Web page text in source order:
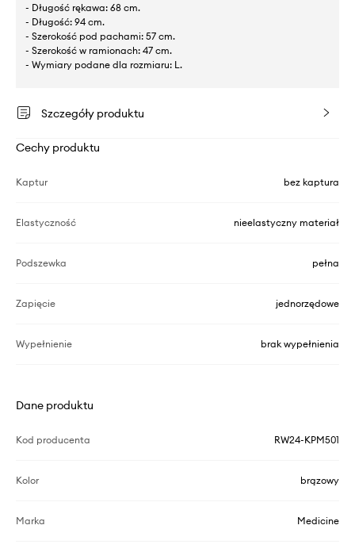
- Długość rękawa: 68 cm.
- Długość: 94 cm.
- Szerokość pod pachami: 57 cm.
- Szerokość w ramionach: 47 cm.
- Wymiary podane dla rozmiaru: L.
Szczegóły produktu
Cechy produktu
Kaptur bez kaptura
Elastyczność nieelastyczny materiał
Podszewka pełna
Zapięcie jednorzędowe
Wypełnienie brak wypełnienia
Dane produktu
Kod producenta RW24-KPM501
Kolor brązowy
Marka Medicine